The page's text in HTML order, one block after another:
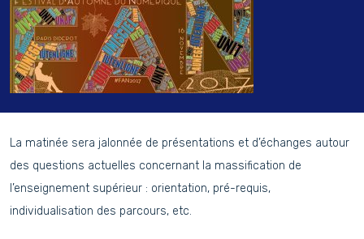
La matinée sera jalonnée de présentations et d’échanges autour
des questions actuelles concernant la massification de
l’enseignement supérieur : orientation, pré-requis,
individualisation des parcours, etc.